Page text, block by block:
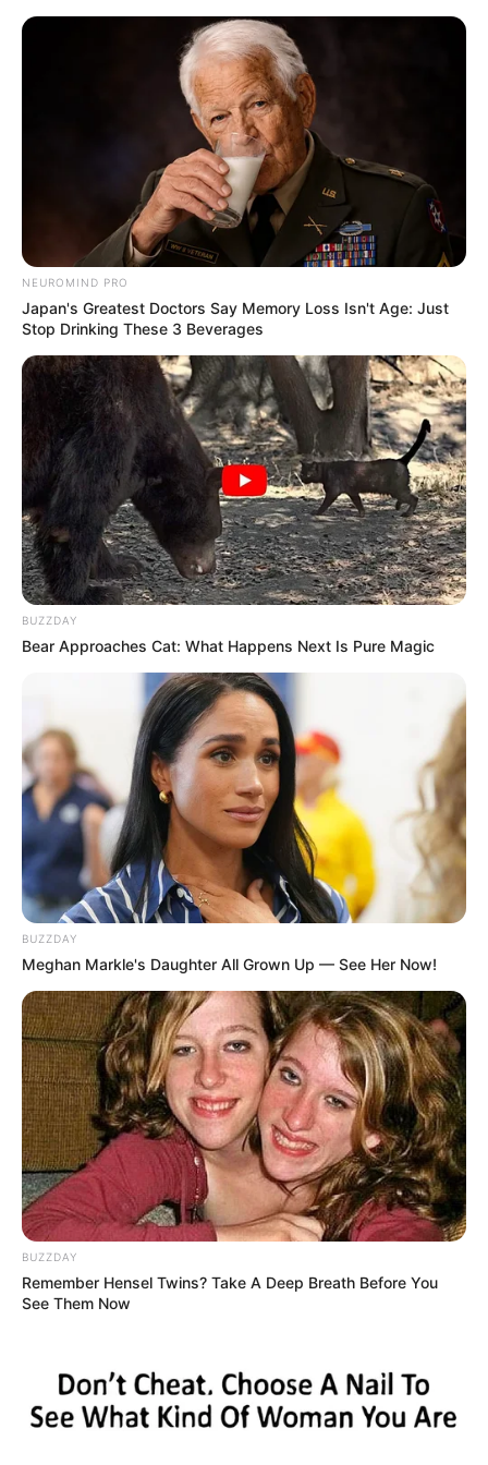
Ketindihan
NEUROMIND PRO
Japan's Greatest Doctors Say Memory Loss Isn't Age: Just
Stop Drinking These 3 Beverages
BUZZDAY
Bear Approaches Cat: What Happens Next Is Pure Magic
BUZZDAY
Meghan Markle's Daughter All Grown Up — See Her Now!
BUZZDAY
Remember Hensel Twins? Take A Deep Breath Before You
See Them Now